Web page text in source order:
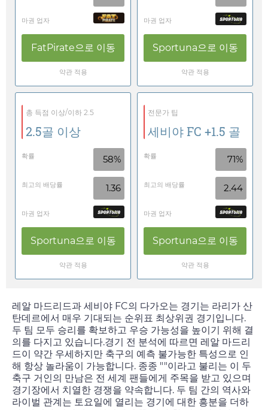
마권 업자
FatPirate으로 이동
약관 적용
마권 업자
Sportuna으로 이동
약관 적용
총 득점 이상/이하 2.5
2.5골 이상
확률 58%
최고의 배당률 1.36
마권 업자
Sportuna으로 이동
약관 적용
전문가 팁
세비야 FC +1.5 골
확률 71%
최고의 배당률 2.44
마권 업자
Sportuna으로 이동
약관 적용
레알 마드리드과 세비야 FC의 다가오는 경기는 라리가 산
탄데르에서 매우 기대되는 순위표 최상위권 경기입니다.
두 팀 모두 승리를 확보하고 우승 가능성을 높이기 위해 결
의를 다지고 있습니다.경기 전 분석에 따르면 레알 마드리
드이 약간 우세하지만 축구의 예측 불가능한 특성으로 인
해 항상 놀라움이 가능합니다. 종종 ""이라고 불리는 이 두
축구 거인의 만남은 전 세계 팬들에게 주목을 받고 있으며
경기장에서 치열한 경쟁을 약속합니다. 두 팀 간의 역사와
라이벌 관계는 토요일에 열리는 경기에 대한 흥분을 더하